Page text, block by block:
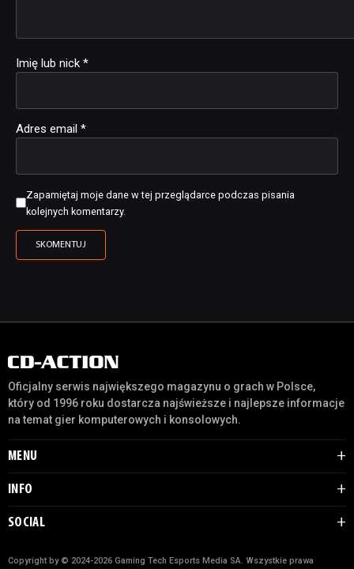
Imię lub nick *
Adres email *
Zapamiętaj moje dane w tej przeglądarce podczas pisania
kolejnych komentarzy.
Oficjalny serwis największego magazynu o grach w Polsce,
który od 1996 roku dostarcza najświeższe i najlepsze informacje
na temat gier komputerowych i konsolowych.
MENU
INFO
SOCIAL
Copyright by © 2024-2026 Gaming Tech Esports Media SA. Wszystkie prawa